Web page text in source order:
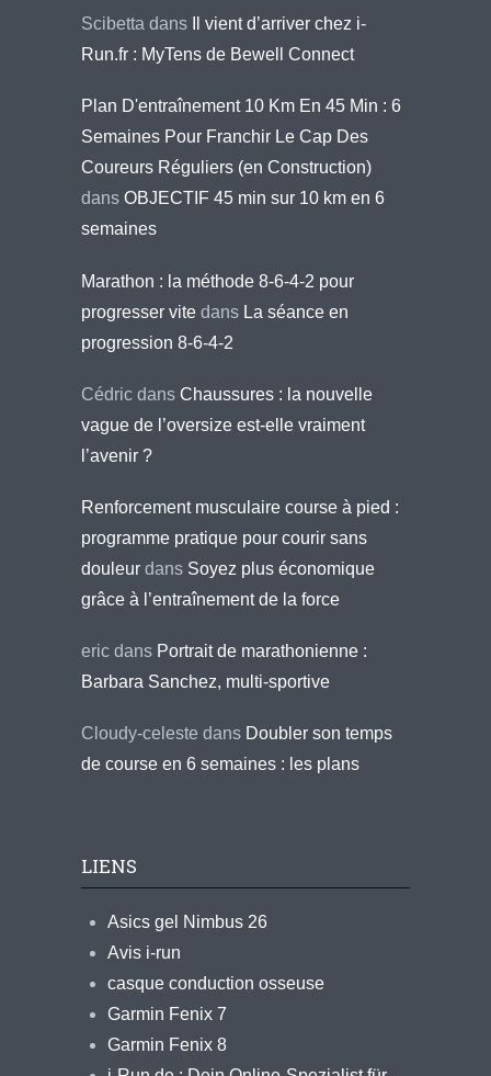
Scibetta dans
Il vient d’arriver chez i-
Run.fr : MyTens de Bewell Connect
Plan D'entraînement 10 Km En 45 Min : 6
Semaines Pour Franchir Le Cap Des
Coureurs Réguliers (en Construction)
dans OBJECTIF 45 min sur 10 km en 6
semaines
Marathon : la méthode 8-6-4-2 pour
progresser vite dans La séance en
progression 8-6-4-2
Cédric dans Chaussures : la nouvelle
vague de l’oversize est-elle vraiment
l’avenir ?
Renforcement musculaire course à pied :
programme pratique pour courir sans
douleur dans Soyez plus économique
grâce à l’entraînement de la force
eric dans Portrait de marathonienne :
Barbara Sanchez, multi-sportive
Cloudy-celeste dans Doubler son temps
de course en 6 semaines : les plans
LIENS
Asics gel Nimbus 26
Avis i-run
casque conduction osseuse
Garmin Fenix 7
Garmin Fenix 8